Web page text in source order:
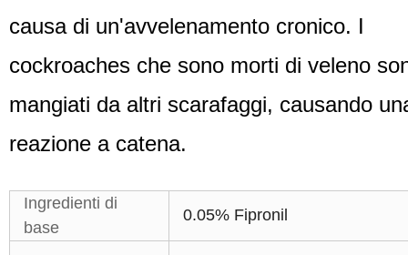
causa di un'avvelenamento cronico. I
cockroaches che sono morti di veleno
mangiati da altri scarafaggi, causando
reazione a catena.
Ingredienti di
base
0.05% Fipronil